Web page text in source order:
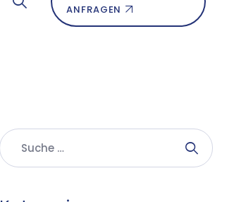
ANFRAGEN